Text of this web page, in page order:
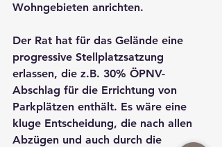
Wohngebieten anrichten.
Der Rat hat für das Gelände eine
progressive Stellplatzsatzung
erlassen, die z.B. 30% ÖPNV-
Abschlag für die Errichtung von
Parkplätzen enthält. Es wäre eine
kluge Entscheidung, die nach allen
Abzügen und auch durch die